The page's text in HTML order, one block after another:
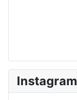
Instagram